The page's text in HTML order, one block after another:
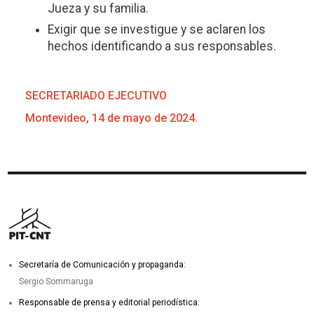
Jueza y su familia.
Exigir que se investigue y se aclaren los
hechos identificando a sus responsables.
SECRETARIADO EJECUTIVO
Montevideo, 14 de mayo de 2024.
Secretaría de Comunicación y propaganda:
Sergio Sommaruga
Responsable de prensa y editorial periodística: